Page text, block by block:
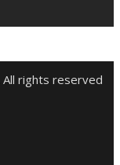
All rights reserved